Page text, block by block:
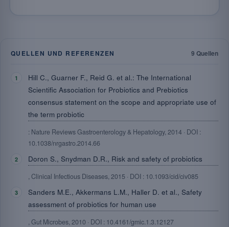
QUELLEN UND REFERENZEN 9 Quellen
Hill C., Guarner F., Reid G. et al.: The International
Scientific Association for Probiotics and Prebiotics
consensus statement on the scope and appropriate use of
the term probiotic
: Nature Reviews Gastroenterology & Hepatology, 2014 · DOI :
10.1038/nrgastro.2014.66
Doron S., Snydman D.R., Risk and safety of probiotics
, Clinical Infectious Diseases, 2015 · DOI : 10.1093/cid/civ085
Sanders M.E., Akkermans L.M., Haller D. et al., Safety
assessment of probiotics for human use
, Gut Microbes, 2010 · DOI : 10.4161/gmic.1.3.12127